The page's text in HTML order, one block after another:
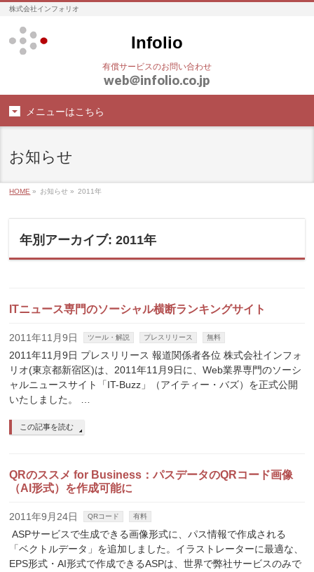
株式会社インフォリオ
Infolio
有償サービスのお問い合わせ
web＠infolio.co.jp
メニューはこちら
お知らせ
HOME » お知らせ » 2011年
年別アーカイブ: 2011年
ITニュース専門のソーシャル横断ランキングサイト
2011年11月9日 ツール・解説 プレスリリース 無料
2011年11月9日 プレスリリース 報道関係者各位 株式会社インフォ
リオ(東京都新宿区)は、2011年11月9日に、Web業界専門のソーシ
ャルニュースサイト「IT-Buzz」（アイティー・バズ）を正式公開
いたしました。 …
この記事を読む
QRのススメ for Business：パスデータのQRコード画像
（AI形式）を作成可能に
2011年9月24日 QRコード 有料
ASPサービスで生成できる画像形式に、パス情報で作成される
「ベクトルデータ」を追加しました。イラストレーターに最適な、
EPS形式・AI形式で作成できるASPは、世界で弊社サービスのみで